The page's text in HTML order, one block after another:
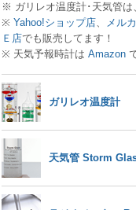
※ ガリレオ温度計･天気管は
※ Yahoo!ショップ店、 メル
Ｅ店でも販売してます！
※ 天気予報時計は Amazon
ガリレオ温度計
天気管 Storm